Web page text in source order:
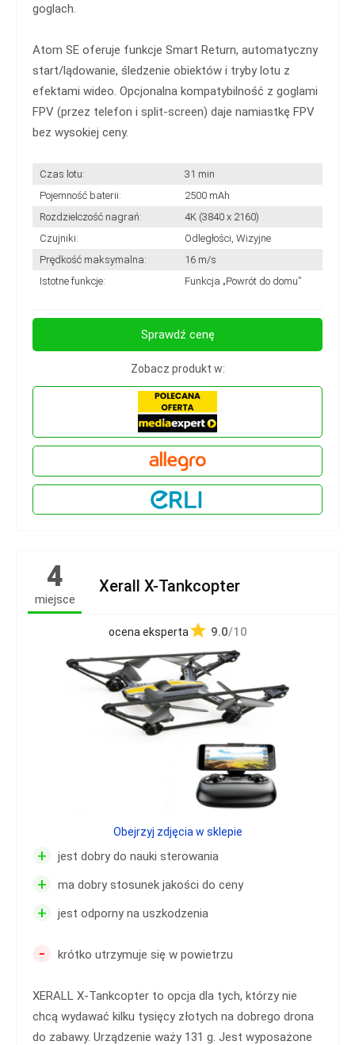
goglach.
Atom SE oferuje funkcje Smart Return, automatyczny
start/lądowanie, śledzenie obiektów i tryby lotu z
efektami wideo. Opcjonalna kompatybilność z goglami
FPV (przez telefon i split-screen) daje namiastkę FPV
bez wysokiej ceny.
Czas lotu:
31 min
Pojemność baterii:
2500 mAh
Rozdzielczość nagrań:
4K (3840 x 2160)
Czujniki:
Odległości, Wizyjne
Prędkość maksymalna:
16 m/s
Istotne funkcje:
Funkcja „Powrót do domu”
Sprawdź cenę
Zobacz produkt w:
4
miejsce
Xerall X-Tankcopter
ocena eksperta 9.0/10
+ jest dobry do nauki sterowania
+ ma dobry stosunek jakości do ceny
+ jest odporny na uszkodzenia
- krótko utrzymuje się w powietrzu
XERALL X-Tankcopter to opcja dla tych, którzy nie
chcą wydawać kilku tysięcy złotych na dobrego drona
do zabawy. Urządzenie waży 131 g. Jest wyposażone
Obejrzyj zdjęcia w sklepie